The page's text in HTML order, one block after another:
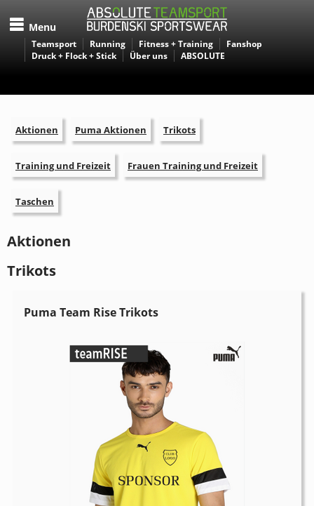
Menu
Teamsport Running Fitness + Training
Fanshop
Druck + Flock + Stick
Über uns ABSOLUTE
Aktionen Puma Aktionen Trikots
Training und Freizeit Frauen Training und Freizeit
Taschen
Aktionen
Trikots
Puma Team Rise Trikots